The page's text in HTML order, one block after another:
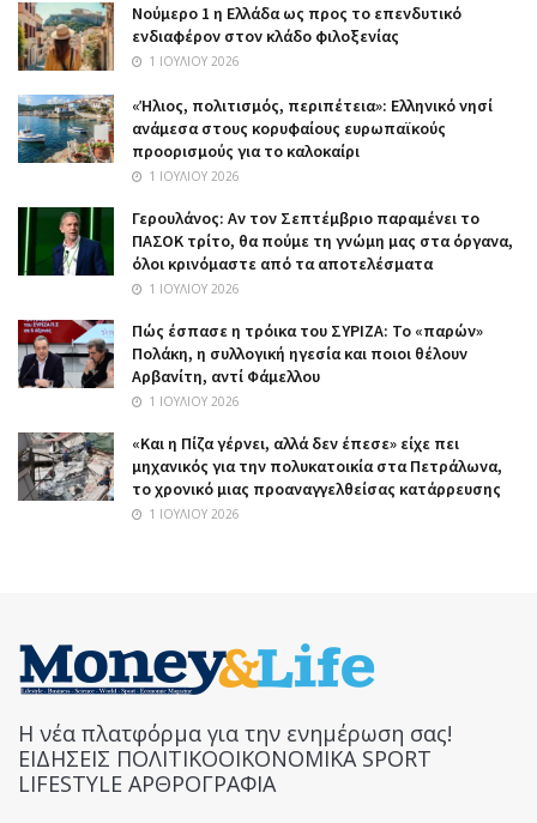
Nούμερο 1 η Ελλάδα ως προς το επενδυτικό
ενδιαφέρον στον κλάδο φιλοξενίας
1 ΙΟΥΛΊΟΥ 2026
«Ήλιος, πολιτισμός, περιπέτεια»: Ελληνικό νησί
ανάμεσα στους κορυφαίους ευρωπαϊκούς
προορισμούς για το καλοκαίρι
1 ΙΟΥΛΊΟΥ 2026
Γερουλάνος: Αν τον Σεπτέμβριο παραμένει το
ΠΑΣΟΚ τρίτο, θα πούμε τη γνώμη μας στα όργανα,
όλοι κρινόμαστε από τα αποτελέσματα
1 ΙΟΥΛΊΟΥ 2026
Πώς έσπασε η τρόικα του ΣΥΡΙΖΑ: Το «παρών»
Πολάκη, η συλλογική ηγεσία και ποιοι θέλουν
Αρβανίτη, αντί Φάμελλου
1 ΙΟΥΛΊΟΥ 2026
«Και η Πίζα γέρνει, αλλά δεν έπεσε» είχε πει
μηχανικός για την πολυκατοικία στα Πετράλωνα,
το χρονικό μιας προαναγγελθείσας κατάρρευσης
1 ΙΟΥΛΊΟΥ 2026
Η νέα πλατφόρμα για την ενημέρωση σας!
ΕΙΔΗΣΕΙΣ ΠΟΛΙΤΙΚΟΟΙΚΟΝΟΜΙΚΑ SPORT
LIFESTYLE ΑΡΘΡΟΓΡΑΦΙΑ